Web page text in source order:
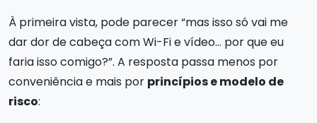
À primeira vista, pode parecer “mas isso só vai me
dar dor de cabeça com Wi-Fi e vídeo… por que eu
faria isso comigo?”. A resposta passa menos por
conveniência e mais por princípios e modelo de
risco: